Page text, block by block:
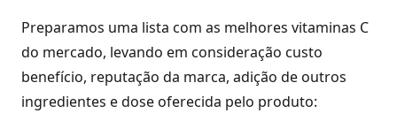
Preparamos uma lista com as melhores vitaminas C
do mercado, levando em consideração custo
benefício, reputação da marca, adição de outros
ingredientes e dose oferecida pelo produto: